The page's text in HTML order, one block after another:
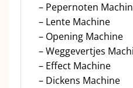
– Pepernoten
– Lente Machine
– Opening Machine
– Weggevertjes
– Effect Machine
– Dickens Machine